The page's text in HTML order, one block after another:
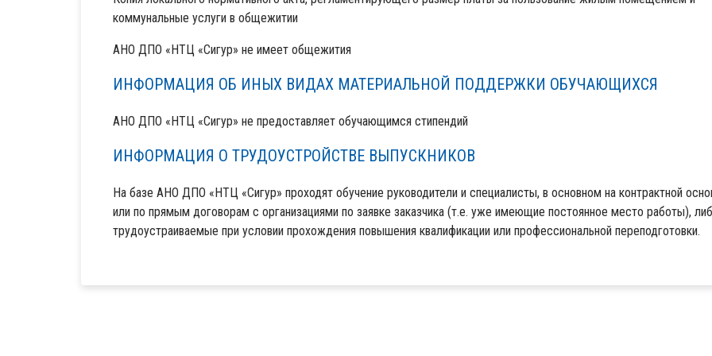
коммунальные услуги в общежитии
АНО ДПО «НТЦ «Сигур» не имеет общежития
ИНФОРМАЦИЯ ОБ ИНЫХ ВИДАХ МАТЕРИАЛЬНОЙ ПОДДЕРЖКИ ОБУЧАЮЩИХСЯ
АНО ДПО «НТЦ «Сигур» не предоставляет обучающимся стипендий
ИНФОРМАЦИЯ О ТРУДОУСТРОЙСТВЕ ВЫПУСКНИКОВ
На базе АНО ДПО «НТЦ «Сигур» проходят обучение руководители и специалисты, в основном на контрактной
или по прямым договорам с организациями по заявке заказчика (т.е. уже имеющие постоянное место работы),
трудоустраиваемые при условии прохождения повышения квалификации или профессиональной переподготовки.